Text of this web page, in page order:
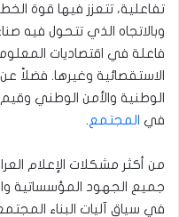
تفاعلية، تتعزز فيها قوة
وبالاتجاه الذي تتحول فيه
فاعلة في اقتصاديات
الاستقصائية وغيرها. فضلاً
الوطنية والأمن الوطني
في
المجتمع.
من أكثر مشكلات الإعلام
جميع الجهود المؤسساتية
في سياق آليات البناء